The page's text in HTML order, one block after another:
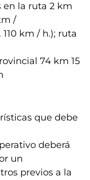
en la ruta 2 km
/
km / h.); ruta
74 km 15
que debe
deberá
un
previos a la